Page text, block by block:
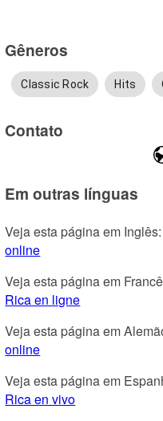
Gêneros
Classic Rock Hits
Contato
Em outras línguas
Veja esta página em Inglês:
online
Veja esta página em
Rica en ligne
Veja esta página em
online
Veja esta página em
Rica en vivo